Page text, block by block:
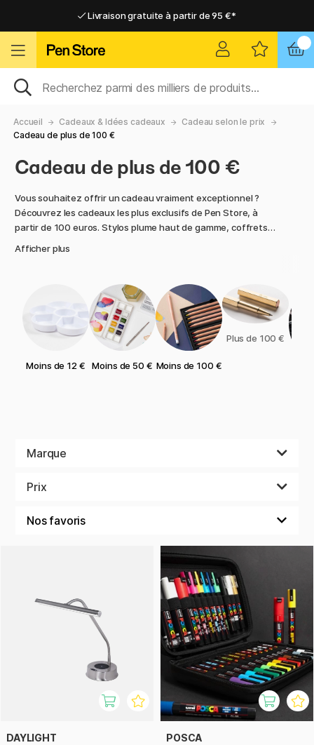
Livraison gratuite à partir de 95 €*
Livraison domicile ou point relais
Livraison gratuite à partir de 95 €*
Livraison domicile ou point relais
Accueil Cadeaux & Idées cadeaux
Cadeau selon le prix
Cadeau de plus de 100 €
Cadeau de plus de 100 €
Vous souhaitez offrir un cadeau vraiment exceptionnel ?
Découvrez les cadeaux les plus exclusifs de Pen Store, à
partir de 100 euros. Stylos plume haut de gamme, coffrets
qui durent dans le temps et font forte impression. Idéal pour
Afficher plus
Moins de 12 € Moins de 50 € Moins de 100 €
Plus de 100 €
Marque
Prix
DAYLIGHT POSCA